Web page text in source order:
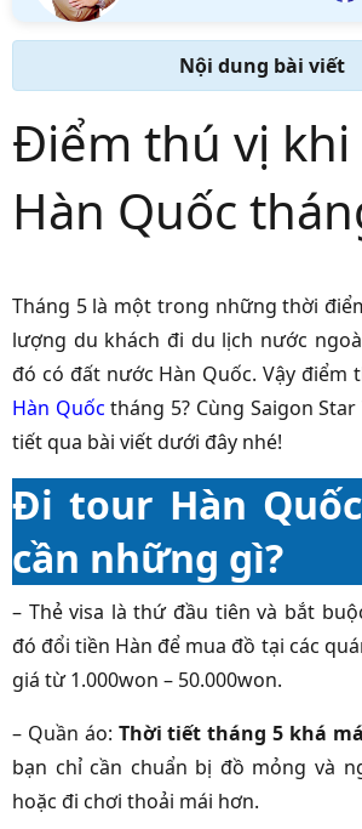
Nội dung bài viết
Điểm thú vị
Hàn Quốc
Tháng 5 là một trong những thời
lượng du khách đi du lịch nước
đó có đất nước Hàn Quốc. Vậy điểm
Hàn Quốc tháng 5? Cùng Saigon
tiết qua bài viết dưới đây nhé!
Đi tour Hàn
cần những gì?
– Thẻ visa là thứ đầu tiên và bắt
đó đổi tiền Hàn để mua đồ tại các
giá từ 1.000won – 50.000won.
– Quần áo: Thời tiết tháng 5 khá
bạn chỉ cần chuẩn bị đồ mỏng và
hoặc đi chơi thoải mái hơn.